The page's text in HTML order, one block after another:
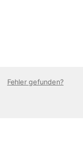
Fehler gefunden?